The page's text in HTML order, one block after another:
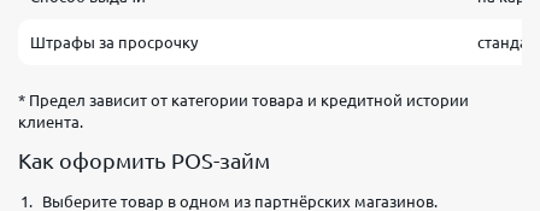
Штрафы за просрочку
* Предел зависит от категории товара и кредитной истории
клиента.
Как оформить POS-займ
Выберите товар в одном из партнёрских магазинов.